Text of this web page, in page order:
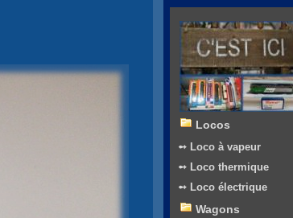
Locos
➻ Loco à vapeur
➻ Loco thermique
➻ Loco électrique
Wagons